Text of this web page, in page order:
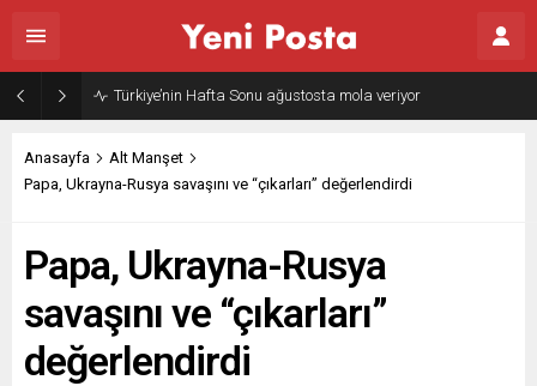
Türkiye’nin Hafta Sonu ağustosta mola veriyor
Anasayfa
Alt Manşet
Papa, Ukrayna-Rusya savaşını ve “çıkarları” değerlendirdi
Papa, Ukrayna-Rusya
savaşını ve “çıkarları”
değerlendirdi